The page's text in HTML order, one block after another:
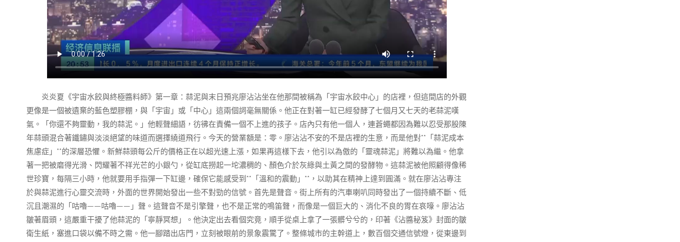
炎炎夏《宇宙水餃與終極醬料師》第一章：蒜泥與末日預兆廖沾沾坐在他那間被稱為「宇宙水餃中心」的店裡，但這間店的外觀
更像是一個被遺棄的藍色塑膠棚，與「宇宙」或「中心」這兩個詞毫無關係。他正在對著一缸已經發酵了七個月又七天的老蒜泥嘆
氣。「你還不夠靈動，我的蒜泥。」他輕聲細語，彷彿在責備一個不上進的孩子。店內只有他一個人，連蒼蠅都因為難以忍受那股陳
年蒜頭混合著鐵鏽與淡淡絕望的味道而選擇繞道飛行。今天的營業額是：零。廖沾沾不安的不是店裡的生意，而是他對**「蒜泥成本
焦慮症」**的深層恐懼。新鮮蒜頭每公斤的價格正在以超光速上漲，如果再這樣下去，他引以為傲的「靈魂蒜泥」將難以為繼。他拿
著一把被磨得光滑、閃耀著不祥光芒的小銀勺，從缸底撈起一坨濃稠的、顏色介於灰綠與土黃之間的發酵物。這蒜泥被他照顧得像稀
世珍寶，每隔三小時，他就要用手指彈一下缸邊，確保它能感受到**「溫和的震動」**，以助其在精神上達到圓滿。就在廖沾沾專注
於與蒜泥進行心靈交流時，外面的世界開始發出一些不對勁的信號。首先是聲音。街上所有的汽車喇叭同時發出了一個持續不斷、低
沉且潮濕的「咕嚕——咕嚕——」聲。這聲音不是引擎聲，也不是正常的鳴笛聲，而像是一個巨大的、消化不良的胃在哀嚎。廖沾沾
皺著眉頭，這嚴重干擾了他蒜泥的「寧靜冥想」。他決定出去看個究竟，順手從桌上拿了一張髒兮兮的，印著《沾醬秘笈》封面的皺
衛生紙，塞進口袋以備不時之需。他一腳踏出店門，立刻被眼前的景象震驚了。整條城市的主幹道上，數百個交通信號燈，從東邊到